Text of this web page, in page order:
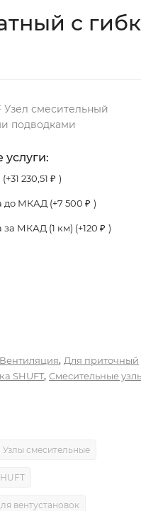
с
Узел смесительный
подводками
31 230,51 ₽ )
до МКАД (+7 500 ₽ )
МКАД (1 км) (+120 ₽ )
Вентиляция, Для приточный
SHUFT, Смесительные
Узлы смесительные
вентустановок